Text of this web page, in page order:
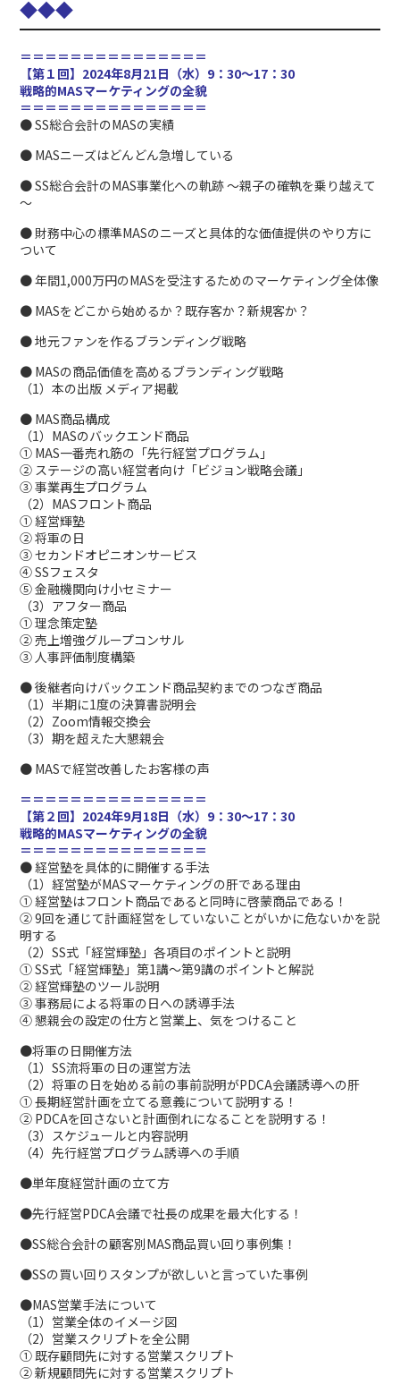
◆◆◆
＝＝＝＝＝＝＝＝＝＝＝＝＝＝＝
【第１回】2024年8月21日（水）9：30～17：30
戦略的MASマーケティングの全貌
＝＝＝＝＝＝＝＝＝＝＝＝＝＝＝
● SS総合会計のMASの実績
● MASニーズはどんどん急増している
● SS総合会計のMAS事業化への軌跡 ～親子の確執を乗り越えて
～
● 財務中心の標準MASのニーズと具体的な価値提供のやり方に
ついて
● 年間1,000万円のMASを受注するためのマーケティング全体像
● MASをどこから始めるか？既存客か？新規客か？
● 地元ファンを作るブランディング戦略
● MASの商品価値を高めるブランディング戦略
（1）本の出版 メディア掲載
● MAS商品構成
（1）MASのバックエンド商品
① MAS一番売れ筋の「先行経営プログラム」
② ステージの高い経営者向け「ビジョン戦略会議」
③ 事業再生プログラム
（2）MASフロント商品
① 経営輝塾
② 将軍の日
③ セカンドオピニオンサービス
④ SSフェスタ
⑤ 金融機関向け小セミナー
（3）アフター商品
① 理念策定塾
② 売上増強グループコンサル
③ 人事評価制度構築
● 後継者向けバックエンド商品契約までのつなぎ商品
（1）半期に1度の決算書説明会
（2）Zoom情報交換会
（3）期を超えた大懇親会
● MASで経営改善したお客様の声
＝＝＝＝＝＝＝＝＝＝＝＝＝＝＝
【第２回】2024年9月18日（水）9：30～17：30
戦略的MASマーケティングの全貌
＝＝＝＝＝＝＝＝＝＝＝＝＝＝＝
● 経営塾を具体的に開催する手法
（1）経営塾がMASマーケティングの肝である理由
① 経営塾はフロント商品であると同時に啓蒙商品である！
② 9回を通じて計画経営をしていないことがいかに危ないかを説
明する
（2）SS式「経営輝塾」各項目のポイントと説明
① SS式「経営輝塾」第1講～第9講のポイントと解説
② 経営輝塾のツール説明
③ 事務局による将軍の日への誘導手法
④ 懇親会の設定の仕方と営業上、気をつけること
●将軍の日開催方法
（1）SS流将軍の日の運営方法
（2）将軍の日を始める前の事前説明がPDCA会議誘導への肝
① 長期経営計画を立てる意義について説明する！
② PDCAを回さないと計画倒れになることを説明する！
（3）スケジュールと内容説明
（4）先行経営プログラム誘導への手順
●単年度経営計画の立て方
●先行経営PDCA会議で社長の成果を最大化する！
●SS総合会計の顧客別MAS商品買い回り事例集！
●SSの買い回りスタンプが欲しいと言っていた事例
●MAS営業手法について
（1）営業全体のイメージ図
（2）営業スクリプトを全公開
① 既存顧問先に対する営業スクリプト
② 新規顧問先に対する営業スクリプト